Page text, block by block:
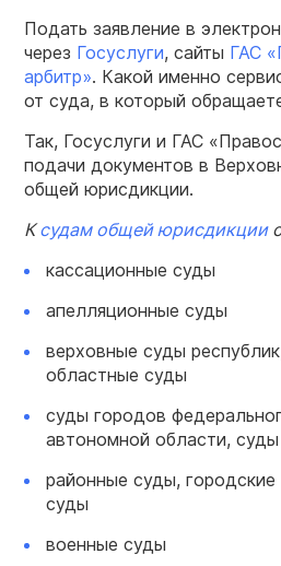
Подать заявление в
через Госуслуги, сайты ГАС
арбитр». Какой именно
от суда, в который
Так, Госуслуги и ГАС
подачи документов в
общей юрисдикции.
Ксудам общей юрисдикции
кассационные суды
апелляционные суды
верховные суды
областные суды
суды городов
автономной области,
районные суды,
суды
военные суды